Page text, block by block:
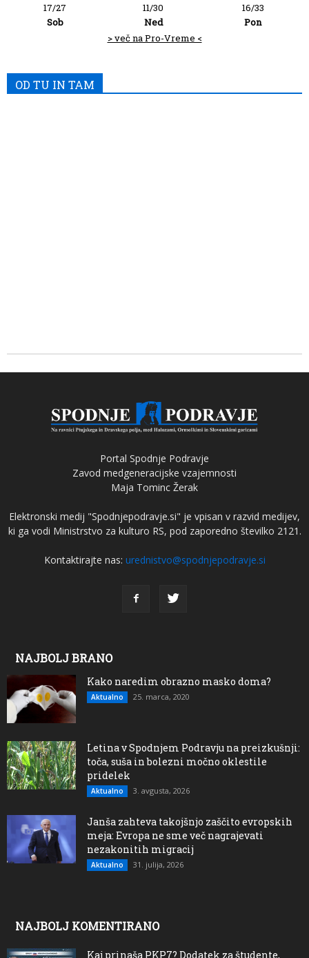
17/27
Sob
11/30
Ned
16/33
Pon
> več na Pro-Vreme <
OD TU IN TAM
Portal Spodnje Podravje
Zavod medgeneracijske vzajemnosti
Maja Tominc Žerak
Elektronski medij "Spodnjepodravje.si" je vpisan v razvid medijev,
ki ga vodi Ministrstvo za kulturo RS, pod zaporedno številko 2121.
Kontaktirajte nas: urednistvo@spodnjepodravje.si
NAJBOLJ BRANO
Kako naredim obrazno masko doma?
Aktualno 25. marca, 2020
Letina v Spodnjem Podravju na preizkušnji:
toča, suša in bolezni močno oklestile
pridelek
Aktualno 3. avgusta, 2026
Janša zahteva takojšnjo zaščito evropskih
meja: Evropa ne sme več nagrajevati
nezakonitih migracij
Aktualno 31. julija, 2026
NAJBOLJ KOMENTIRANO
Kaj prinaša PKP7? Dodatek za študente,